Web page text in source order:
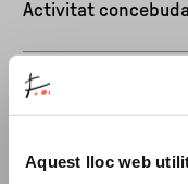
Aquest lloc web
Activitat
Seguiu aquesta
Tipologia